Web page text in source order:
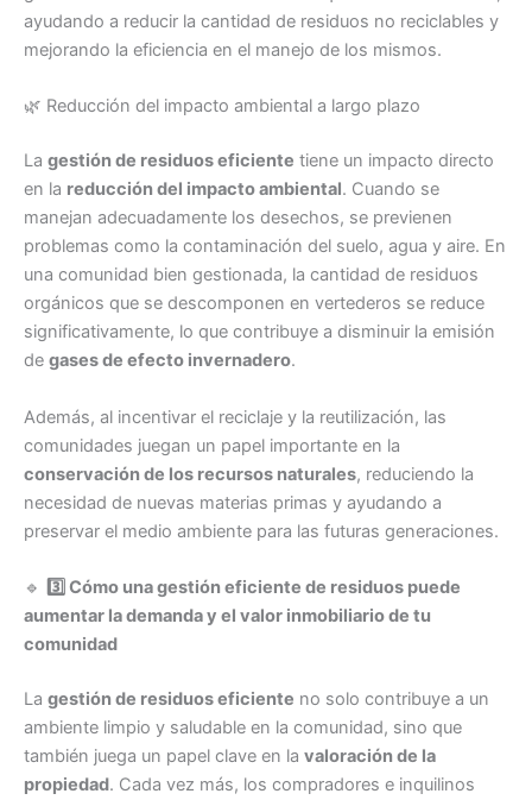
ayudando a reducir la cantidad de residuos no reciclables y
mejorando la eficiencia en el manejo de los mismos.
🌿 Reducción del impacto ambiental a largo plazo
La gestión de residuos eficiente tiene un impacto directo
en la reducción del impacto ambiental. Cuando se
manejan adecuadamente los desechos, se previenen
problemas como la contaminación del suelo, agua y aire. En
una comunidad bien gestionada, la cantidad de residuos
orgánicos que se descomponen en vertederos se reduce
significativamente, lo que contribuye a disminuir la emisión
de gases de efecto invernadero.
Además, al incentivar el reciclaje y la reutilización, las
comunidades juegan un papel importante en la
conservación de los recursos naturales, reduciendo la
necesidad de nuevas materias primas y ayudando a
preservar el medio ambiente para las futuras generaciones.
🔹
3️⃣ Cómo una gestión eficiente de residuos puede
aumentar la demanda y el valor inmobiliario de tu
comunidad
La gestión de residuos eficiente no solo contribuye a un
ambiente limpio y saludable en la comunidad, sino que
también juega un papel clave en la valoración de la
propiedad. Cada vez más, los compradores e inquilinos